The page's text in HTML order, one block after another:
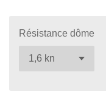
Résistance dôme